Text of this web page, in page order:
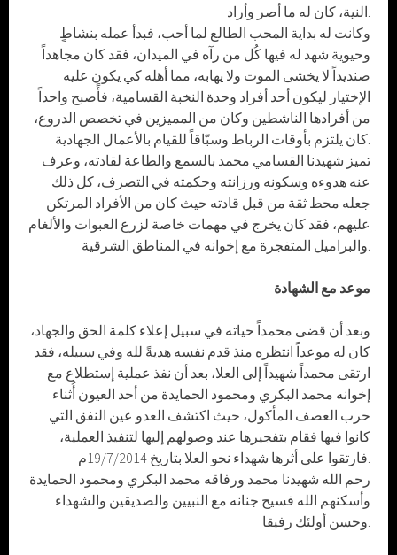
وكانت له بداية المحب الطالع لما أحب، فبدأ عمله بنشاطٍ
وحيوية شهد له فيها كُل من رآه في الميدان، فقد كان مجاهداً
صنديداً لا يخشى الموت ولا يهابه، مما أهله كي يكون عليه
الإختيار ليكون أحد أفراد وحدة النخبة القسامية، فأًصبح واحداً
من أفرادها الناشطين وكان من المميزين في تخصص الدروع،
كان يلتزم بأوقات الرباط وسبّاقاً للقيام بالأعمال الجهادية.
عنه هدوءه وسكونه ورزانته وحكمته في التصرف، كل ذلك
جعله محط ثقة من قبل قادته حيث كان من الأفراد المرتكن
عليهم، فقد كان يخرج في مهمات خاصة لزرع العبوات والألغام
موعد مع الشهادة
وبعد أن قضى محمداً حياته في سبيل إعلاء كلمة الحق والجهاد،
كان له موعداً انتظره منذ قدم نفسه هديةً لله وفي سبيله، فقد
ارتقى محمداً شهيداً إلى العلا، بعد أن نفذ عملية إستطلاع مع
إخوانه محمد البكري ومحمود الحمايدة من أحد العيون أُثناء
حرب العصف المأكول، حيث اكتشف العدو عين النفق التي
كانوا فيها فقام بتفجيرها عند وصولهم إليها لتنفيذ العملية،
رحم الله شهيدنا محمد ورفاقه محمد البكري ومحمود الحمايدة
وأسكنهم الله فسيح جنانه مع النبيين والصديقين والشهداء